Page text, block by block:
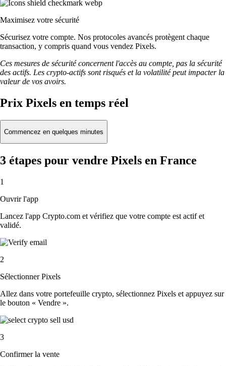
Maximisez votre sécurité
Sécurisez votre compte. Nos protocoles avancés protègent chaque
transaction, y compris quand vous vendez Pixels.
Ces mesures de sécurité concernent l'accès au compte, pas la sécurité
des actifs. Les crypto-actifs sont risqués et la volatilité peut impacter la
valeur de vos avoirs.
Prix Pixels en temps réel
Commencez en quelques minutes
3 étapes pour vendre Pixels en France
1
Ouvrir l'app
Lancez l'app Crypto.com et vérifiez que votre compte est actif et
validé.
2
Sélectionner Pixels
Allez dans votre portefeuille crypto, sélectionnez Pixels et appuyez sur
le bouton « Vendre ».
3
Confirmer la vente